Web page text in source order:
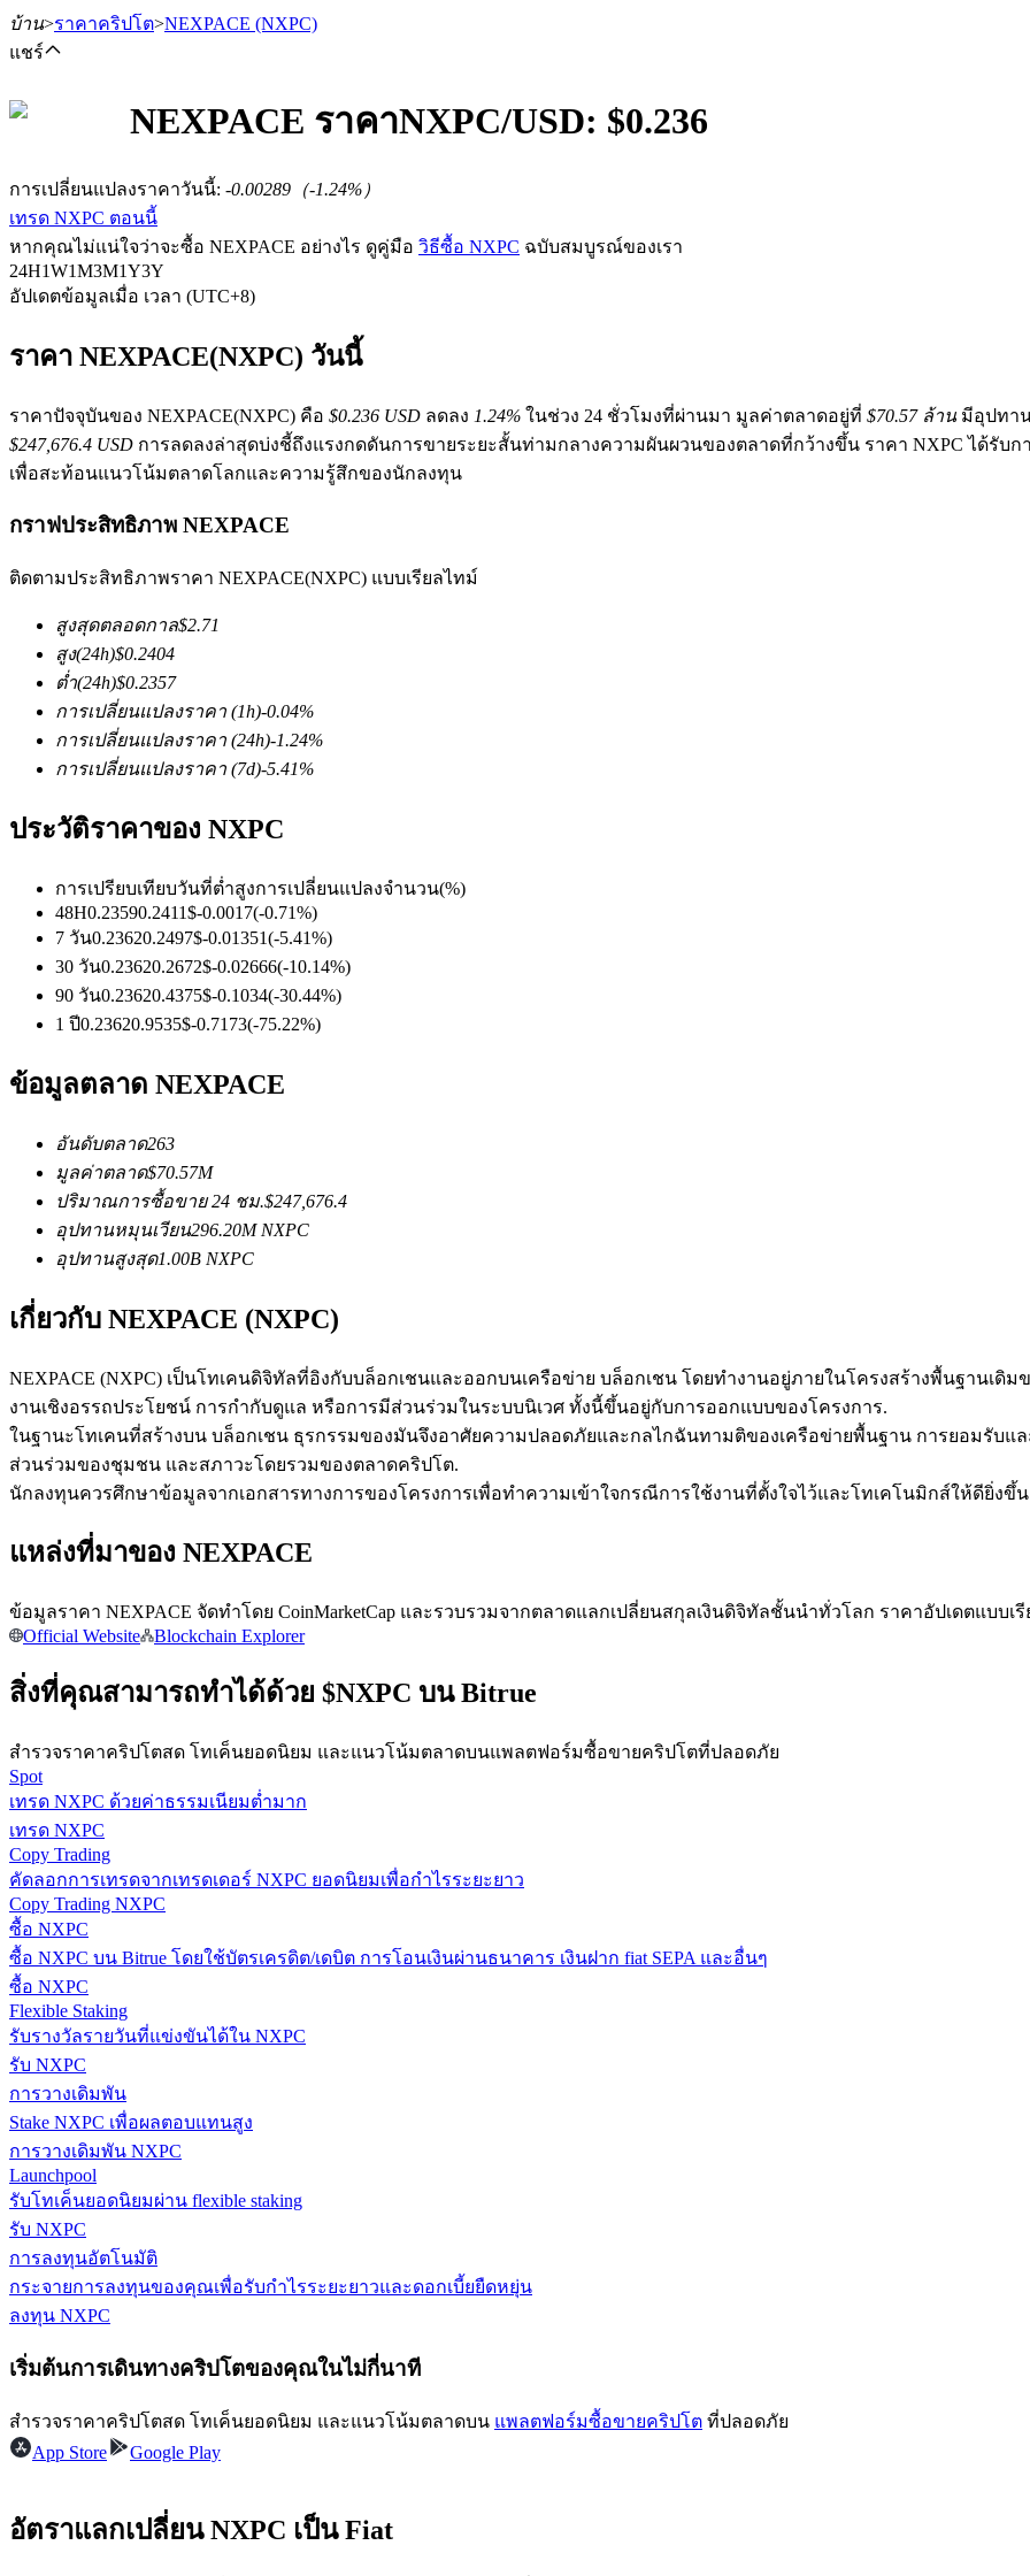
ฟิวเจอร์ส
ฟิวเจอร์ส USDT
ฟิวเจอร์สที่ใช้ USDT เป็นหลักประกัน
ฟิวเจอร์ส COIN-M
ฟิวเจอร์สสกุลเงินดิจิทัล
TradFi
อนุพันธ์ของหุ้น ฟอเร็กซ์ โลหะมีค่า และสินค้าโภคภัณฑ์
ฟิวเจอร์สที่ใช้ USDC เป็นหลักประกัน
คัดลอกการซื้อขาย
เข้าร่วมกับเทรดเดอร์ชั้นนำ
เป็นเทรดเดอร์คัดลอก
เพลิดเพลินกับการแบ่งปันผลกำไรและค่าคอมมิชชั่นการคัดลอกการซื้อขาย
ข้อมูล
การวิเคราะห์ข้อมูลขนาดใหญ่ รวมถึงข้อมูลการค้า ฯลฯ
แนะนำ
คู่มือเริ่มต้นฟิวเจอร์ส
บ้าน>ราคาคริปโต>NEXPACE (NXPC)
แชร์
NEXPACE ราคาNXPC/USD: $0.236
การเปลี่ยนแปลงราคาวันนี้: -0.00289 （-1.24%）
เทรด NXPC ตอนนี้
หากคุณไม่แน่ใจว่าจะซื้อ NEXPACE อย่างไร ดูคู่มือ วิธีซื้อ NXPC ฉบับสมบูรณ์ของเรา
24H1W1M3M1Y3Y
อัปเดตข้อมูลเมื่อ เวลา (UTC+8)
ราคา NEXPACE(NXPC) วันนี้
ราคาปัจจุบันของ NEXPACE(NXPC) คือ $0.236 USD ลดลง 1.24% ในช่วง 24 ชั่วโมงที่ผ่านมา มูลค่าตลาดอยู่ที่ $70.57 ล้าน มีอุปทา
$247,676.4 USD การลดลงล่าสุดบ่งชี้ถึงแรงกดดันการขายระยะสั้นท่ามกลางความผันผวนของตลาดที่กว้างขึ้น ราคา NXPC ได้รับ
เพื่อสะท้อนแนวโน้มตลาดโลกและความรู้สึกของนักลงทุน
กราฟประสิทธิภาพ NEXPACE
ติดตามประสิทธิภาพราคา NEXPACE(NXPC) แบบเรียลไทม์
สูงสุดตลอดกาล$2.71
สูง(24h)$0.2404
ต่ำ(24h)$0.2357
การเปลี่ยนแปลงราคา (1h)-0.04%
การเปลี่ยนแปลงราคา (24h)-1.24%
การเปลี่ยนแปลงราคา (7d)-5.41%
ประวัติราคาของ NXPC
การเปรียบเทียบวันที่ต่ำสูงการเปลี่ยนแปลงจำนวน(%)
48H0.23590.2411$-0.0017(-0.71%)
7 วัน0.23620.2497$-0.01351(-5.41%)
30 วัน0.23620.2672$-0.02666(-10.14%)
90 วัน0.23620.4375$-0.1034(-30.44%)
1 ปี0.23620.9535$-0.7173(-75.22%)
ข้อมูลตลาด NEXPACE
อันดับตลาด263
มูลค่าตลาด$70.57M
ปริมาณการซื้อขาย 24 ชม.$247,676.4
อุปทานหมุนเวียน296.20M NXPC
อุปทานสูงสุด1.00B NXPC
เกี่ยวกับ NEXPACE (NXPC)
NEXPACE (NXPC) เป็นโทเคนดิจิทัลที่อิงกับบล็อกเชนและออกบนเครือข่าย บล็อกเชน โดยทำงานอยู่ภายในโครงสร้างพื้นฐานเ
งานเชิงอรรถประโยชน์ การกำกับดูแล หรือการมีส่วนร่วมในระบบนิเวศ ทั้งนี้ขึ้นอยู่กับการออกแบบของโครงการ.
ในฐานะโทเคนที่สร้างบน บล็อกเชน ธุรกรรมของมันจึงอาศัยความปลอดภัยและกลไกฉันทามติของเครือข่ายพื้นฐาน การยอมรับ
ส่วนร่วมของชุมชน และสภาวะโดยรวมของตลาดคริปโต.
นักลงทุนควรศึกษาข้อมูลจากเอกสารทางการของโครงการเพื่อทำความเข้าใจกรณีการใช้งานที่ตั้งใจไว้และโทเคโนมิกส์ให้ดียิ่งขึ้น
แหล่งที่มาของ NEXPACE
ข้อมูลราคา NEXPACE จัดทำโดย CoinMarketCap และรวบรวมจากตลาดแลกเปลี่ยนสกุลเงินดิจิทัลชั้นนำทั่วโลก ราคาอัปเดตแบบ
Official Website
Blockchain Explorer
สิ่งที่คุณสามารถทำได้ด้วย $NXPC บน Bitrue
สำรวจราคาคริปโตสด โทเค็นยอดนิยม และแนวโน้มตลาดบนแพลตฟอร์มซื้อขายคริปโตที่ปลอดภัย
Spot
เทรด NXPC ด้วยค่าธรรมเนียมต่ำมาก
เทรด NXPC
Copy Trading
คัดลอกการเทรดจากเทรดเดอร์ NXPC ยอดนิยมเพื่อกำไรระยะยาว
Copy Trading NXPC
ซื้อ NXPC
ซื้อ NXPC บน Bitrue โดยใช้บัตรเครดิต/เดบิต การโอนเงินผ่านธนาคาร เงินฝาก fiat SEPA และอื่นๆ
ซื้อ NXPC
Flexible Staking
รับรางวัลรายวันที่แข่งขันได้ใน NXPC
รับ NXPC
การวางเดิมพัน
Stake NXPC เพื่อผลตอบแทนสูง
การวางเดิมพัน NXPC
Launchpool
รับโทเค็นยอดนิยมผ่าน flexible staking
รับ NXPC
การลงทุนอัตโนมัติ
กระจายการลงทุนของคุณเพื่อรับกำไรระยะยาวและดอกเบี้ยยืดหยุ่น
ลงทุน NXPC
เริ่มต้นการเดินทางคริปโตของคุณในไม่กี่นาที
สำรวจราคาคริปโตสด โทเค็นยอดนิยม และแนวโน้มตลาดบน แพลตฟอร์มซื้อขายคริปโต ที่ปลอดภัย
App Store
Google Play
อัตราแลกเปลี่ยน NXPC เป็น Fiat